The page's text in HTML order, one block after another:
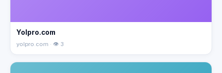
Yolpro.com
yolpro.com · 👁 3